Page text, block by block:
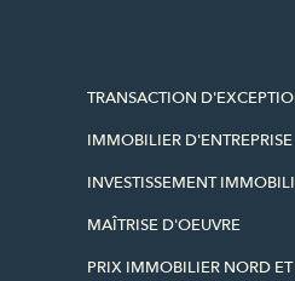
TRANSACTION
IMMOBILIER D'ENTREPRISE
INVESTISSEMENT
MAÎTRISE D'OEUVRE
PRIX IMMOBILIER NORD